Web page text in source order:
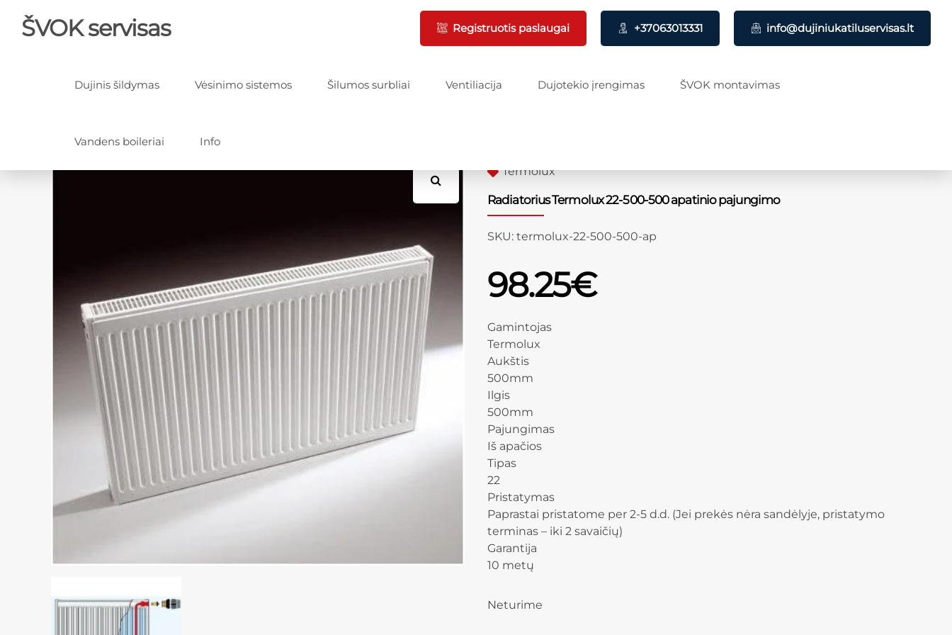
ŠVOK servisas Registruotis paslaugai +37063013331 info@dujiniukatiluservisas.lt
Dujinis šildymas Vėsinimo sistemos Šilumos surbliai Ventiliacija Dujotekio įrengimas ŠVOK montavimas
Vandens boileriai Info
Termolux
Radiatorius Termolux 22-500-500 apatinio pajungimo
SKU: termolux-22-500-500-ap
98.25€
Gamintojas
Termolux
Aukštis
500mm
Ilgis
500mm
Pajungimas
Iš apačios
Tipas
22
Pristatymas
Paprastai pristatome per 2-5 d.d. (Jei prekės nėra sandėlyje, pristatymo
terminas – iki 2 savaičių)
Garantija
10 metų
Neturime